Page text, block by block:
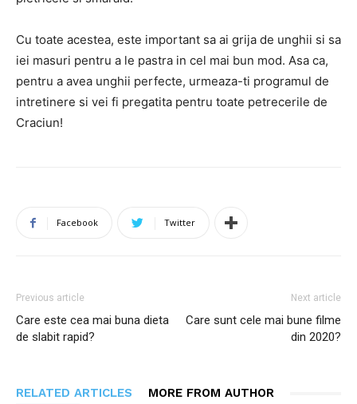
Cu toate acestea, este important sa ai grija de unghii si sa
iei masuri pentru a le pastra in cel mai bun mod. Asa ca,
pentru a avea unghii perfecte, urmeaza-ti programul de
intretinere si vei fi pregatita pentru toate petrecerile de
Craciun!
Facebook Twitter
Previous article
Care este cea mai buna dieta
de slabit rapid?
Next article
Care sunt cele mai bune filme
din 2020?
RELATED ARTICLES MORE FROM AUTHOR